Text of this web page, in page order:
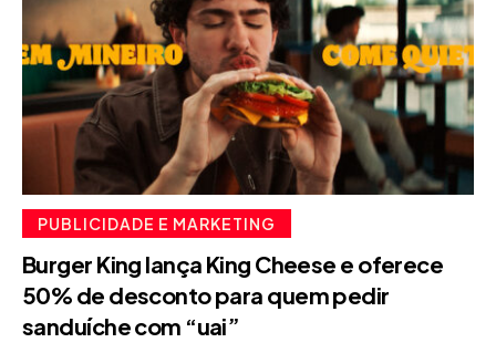
PUBLICIDADE E MARKETING
Burger King lança King Cheese e oferece
50% de desconto para quem pedir
sanduíche com “uai”